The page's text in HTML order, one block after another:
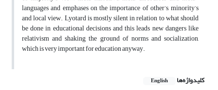
languages and emphases on the importance of other’s, minority’s
and local view. Lyotard is mostly silent in relation to what should
be done in educational decisions and this leads new dangers like
relativism and shaking the ground of norms and socialization,
which is very important for education anyway.
کلیدواژه‌ها English